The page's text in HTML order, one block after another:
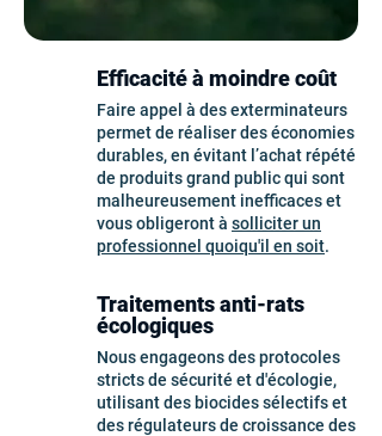
Efficacité à moindre coût
Faire appel à des exterminateurs
permet de réaliser des économies
durables, en évitant l’achat répété
de produits grand public qui sont
malheureusement inefficaces et
vous obligeront à solliciter un
professionnel quoiqu'il en soit.
Traitements anti-rats
écologiques
Nous engageons des protocoles
stricts de sécurité et d'écologie,
utilisant des biocides sélectifs et
des régulateurs de croissance des